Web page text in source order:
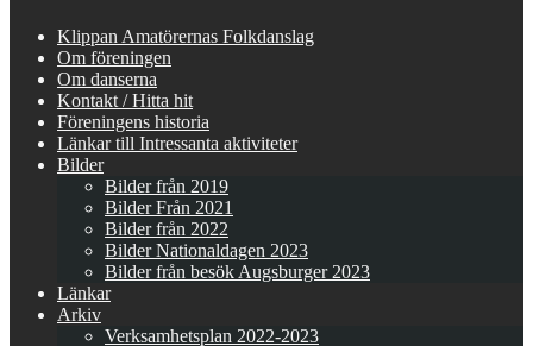
Klippan Amatörernas Folkdanslag
Om föreningen
Om danserna
Kontakt / Hitta hit
Föreningens historia
Länkar till Intressanta aktiviteter
Bilder
Bilder från 2019
Bilder Från 2021
Bilder från 2022
Bilder Nationaldagen 2023
Bilder från besök Augsburger 2023
Länkar
Arkiv
Verksamhetsplan 2022-2023